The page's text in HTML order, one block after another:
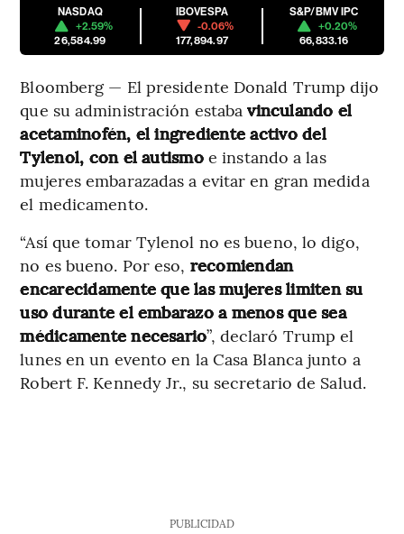
NASDAQ
+2.59%
26,584.99
IBOVESPA
-0.06%
177,894.97
S&P/BMV IPC
+0.20%
66,833.16
Bloomberg — El presidente Donald Trump dijo
que su administración estabavinculando el
acetaminofén, el ingrediente activo del
Tylenol, con el autismoe instando a las
mujeres embarazadas a evitar en gran medida
el medicamento.
“Así que tomar Tylenol no es bueno, lo digo,
no es bueno. Por eso, recomiendan
encarecidamente que las mujeres limiten su
uso durante el embarazo a menos que sea
médicamente necesario”, declaró Trump el
lunes en un evento en la Casa Blanca junto a
Robert F. Kennedy Jr., su secretario de Salud.
PUBLICIDAD